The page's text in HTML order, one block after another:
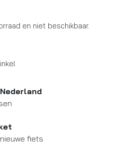
en niet beschikbaar.
fiets